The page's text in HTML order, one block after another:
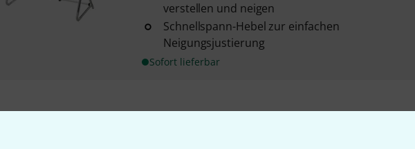
verstellen und neigen
Schnellspann-Hebel zur einfachen
Neigungsjustierung
Sofort lieferbar